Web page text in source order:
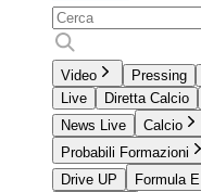
Video Pressing
Live
Diretta Calcio
News Live
Calcio
Probabili Formazioni
Drive UP
Formula E